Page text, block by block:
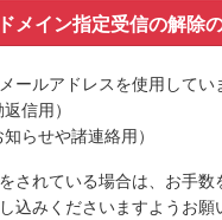
メイン指定受信の解除
ールアドレスを使用してい
返信用）
らせや諸連絡用）
されている場合は、お手
みくださいますようお願